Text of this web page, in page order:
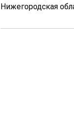
Нижегородская